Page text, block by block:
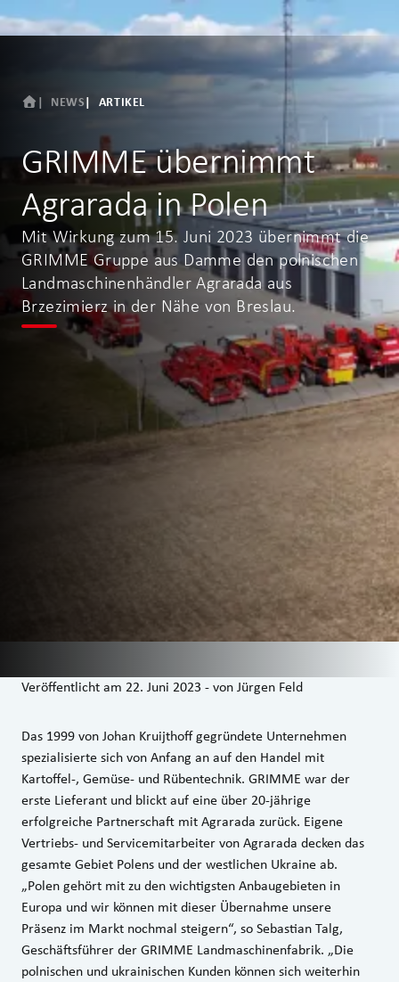
NEWS ARTIKEL
GRIMME übernimmt
Agrarada in Polen
Mit Wirkung zum 15. Juni 2023 übernimmt die
GRIMME Gruppe aus Damme den polnischen
Landmaschinenhändler Agrarada aus
Brzezimierz in der Nähe von Breslau.
Veröffentlicht am 22. Juni 2023 -vonJürgen Feld
Das 1999 von Johan Kruijthoff gegründete Unternehmen
spezialisierte sich von Anfang an auf den Handel mit
Kartoffel-, Gemüse- und Rübentechnik. GRIMME war der
erste Lieferant und blickt auf eine über 20-jährige
erfolgreiche Partnerschaft mit Agrarada zurück. Eigene
Vertriebs- und Servicemitarbeiter von Agrarada decken das
gesamte Gebiet Polens und der westlichen Ukraine ab.
„Polen gehört mit zu den wichtigsten Anbaugebieten in
Europa und wir können mit dieser Übernahme unsere
Präsenz im Markt nochmal steigern“, so Sebastian Talg,
Geschäftsführer der GRIMME Landmaschinenfabrik. „Die
polnischen und ukrainischen Kunden können sich weiterhin